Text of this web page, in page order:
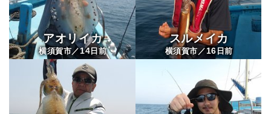
アオリイカ
横須賀市／14日前
スルメイカ
横須賀市／ 16 日前